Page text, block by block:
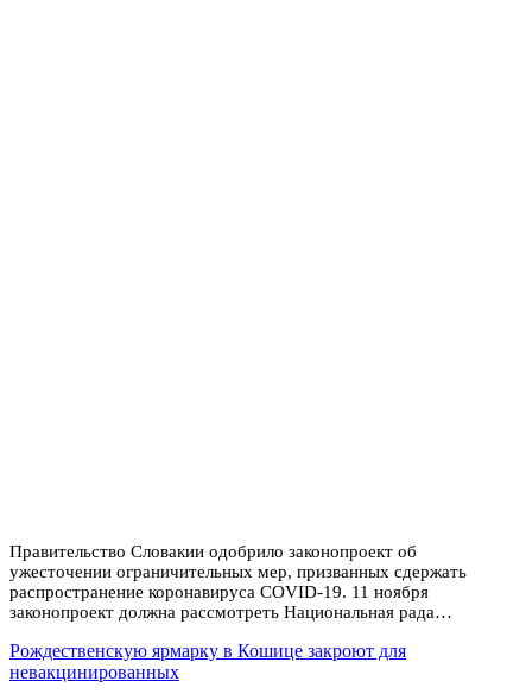
Правительство Словакии одобрило законопроект об
ужесточении ограничительных мер, призванных сдержать
распространение коронавируса COVID-19. 11 ноября
законопроект должна рассмотреть Национальная рада…
Рождественскую ярмарку в Кошице закроют для
невакцинированных